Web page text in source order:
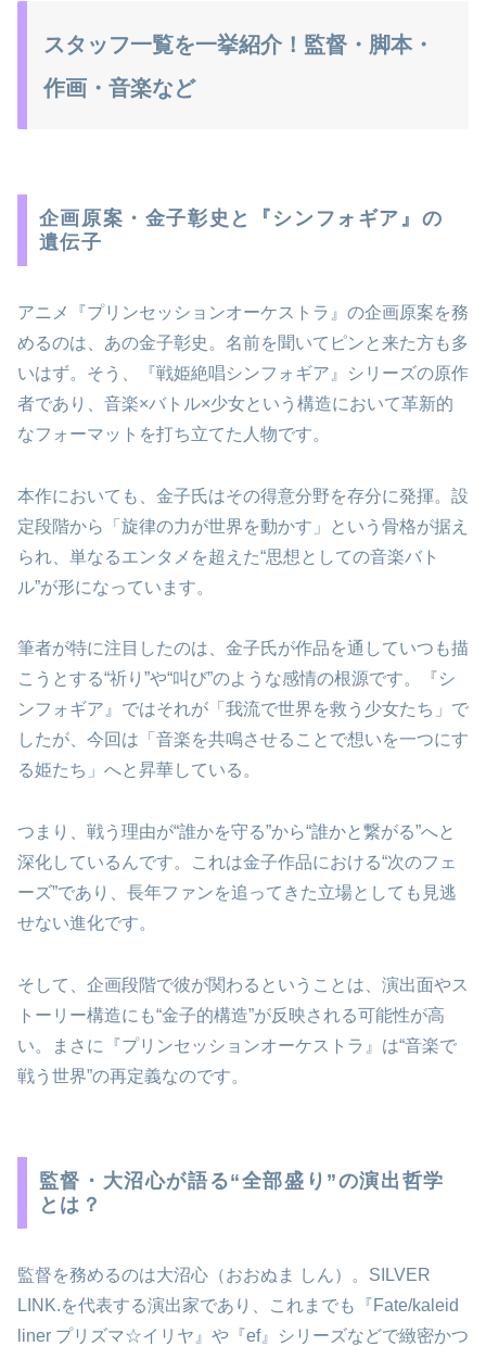
スタッフ一覧を一挙紹介！監督・脚本・
作画・音楽など
企画原案・金子彰史と『シンフォギア』の
遺伝子
アニメ『プリンセッションオーケストラ』の企画原案を務
めるのは、あの金子彰史。名前を聞いてピンと来た方も多
いはず。そう、『戦姫絶唱シンフォギア』シリーズの原作
者であり、音楽×バトル×少女という構造において革新的
なフォーマットを打ち立てた人物です。
本作においても、金子氏はその得意分野を存分に発揮。設
定段階から「旋律の力が世界を動かす」という骨格が据え
られ、単なるエンタメを超えた“思想としての音楽バト
ル”が形になっています。
筆者が特に注目したのは、金子氏が作品を通していつも描
こうとする“祈り”や“叫び”のような感情の根源です。『シ
ンフォギア』ではそれが「我流で世界を救う少女たち」で
したが、今回は「音楽を共鳴させることで想いを一つにす
る姫たち」へと昇華している。
つまり、戦う理由が“誰かを守る”から“誰かと繋がる”へと
深化しているんです。これは金子作品における“次のフェ
ーズ”であり、長年ファンを追ってきた立場としても見逃
せない進化です。
そして、企画段階で彼が関わるということは、演出面やス
トーリー構造にも“金子的構造”が反映される可能性が高
い。まさに『プリンセッションオーケストラ』は“音楽で
戦う世界”の再定義なのです。
監督・大沼心が語る“全部盛り”の演出哲学
とは？
監督を務めるのは大沼心（おおぬま しん）。SILVER
LINK.を代表する演出家であり、これまでも『Fate/kaleid
liner プリズマ☆イリヤ』や『ef』シリーズなどで緻密かつ